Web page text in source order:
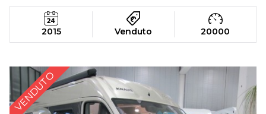
2015 Venduto 20000
VENDUTO